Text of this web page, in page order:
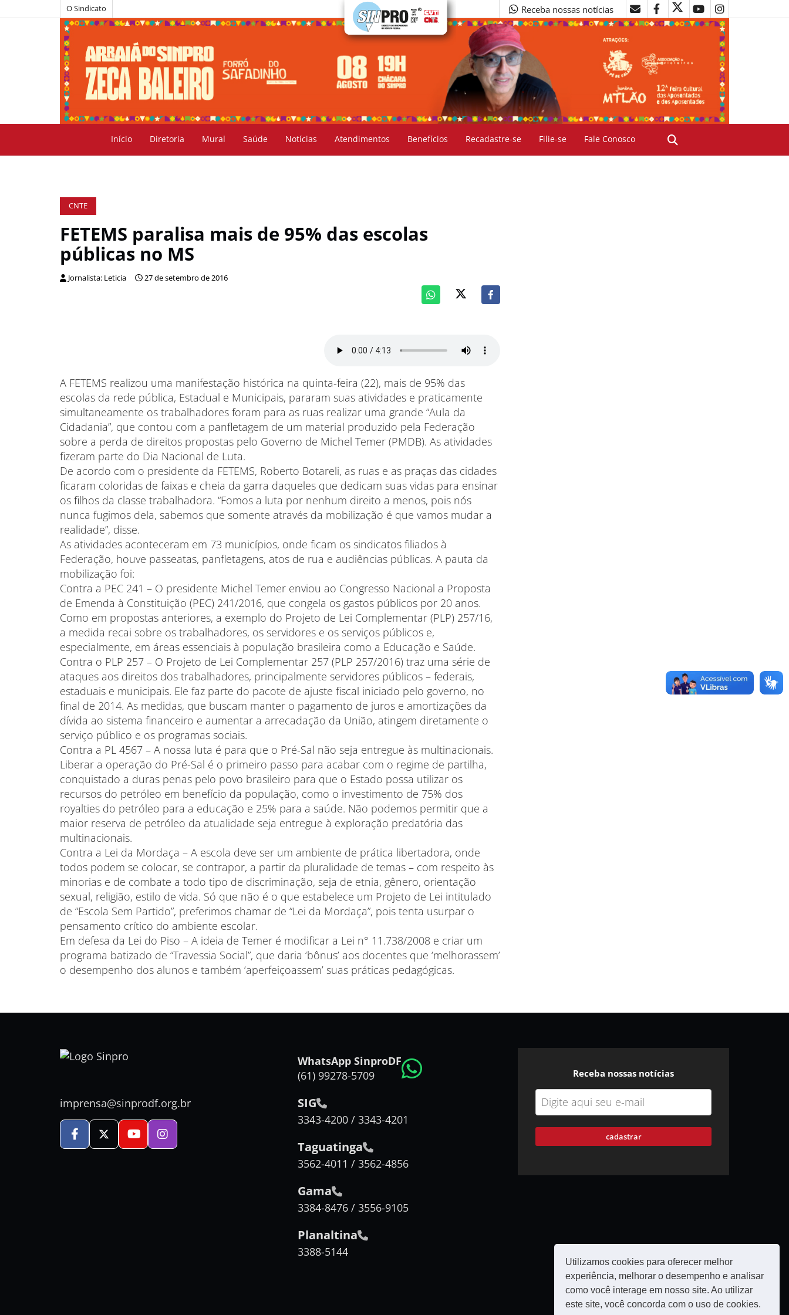
Utilizamos cookies para oferecer melhor
experiência, melhorar o desempenho e analisar
como você interage em nosso site. Ao utilizar
este site, você concorda com o uso de cookies.
O Sindicato Receba nossas notícias
Início Diretoria Mural Saúde Notícias Atendimentos Benefícios Recadastre-se Filie-se Fale Conosco
CNTE
FETEMS paralisa mais de 95% das escolas
públicas no MS
Jornalista: Leticia 27 de setembro de 2016
A FETEMS realizou uma manifestação histórica na quinta-feira (22), mais de 95% das
escolas da rede pública, Estadual e Municipais, pararam suas atividades e praticamente
simultaneamente os trabalhadores foram para as ruas realizar uma grande “Aula da
Cidadania”, que contou com a panfletagem de um material produzido pela Federação
sobre a perda de direitos propostas pelo Governo de Michel Temer (PMDB). As atividades
fizeram parte do Dia Nacional de Luta.
De acordo com o presidente da FETEMS, Roberto Botareli, as ruas e as praças das cidades
ficaram coloridas de faixas e cheia da garra daqueles que dedicam suas vidas para ensinar
os filhos da classe trabalhadora. “Fomos a luta por nenhum direito a menos, pois nós
nunca fugimos dela, sabemos que somente através da mobilização é que vamos mudar a
realidade”, disse.
As atividades aconteceram em 73 municípios, onde ficam os sindicatos filiados à
Federação, houve passeatas, panfletagens, atos de rua e audiências públicas. A pauta da
mobilização foi:
Contra a PEC 241 – O presidente Michel Temer enviou ao Congresso Nacional a Proposta
de Emenda à Constituição (PEC) 241/2016, que congela os gastos públicos por 20 anos.
Como em propostas anteriores, a exemplo do Projeto de Lei Complementar (PLP) 257/16,
a medida recai sobre os trabalhadores, os servidores e os serviços públicos e,
especialmente, em áreas essenciais à população brasileira como a Educação e Saúde.
Contra o PLP 257 – O Projeto de Lei Complementar 257 (PLP 257/2016) traz uma série de
ataques aos direitos dos trabalhadores, principalmente servidores públicos – federais,
estaduais e municipais. Ele faz parte do pacote de ajuste fiscal iniciado pelo governo, no
final de 2014. As medidas, que buscam manter o pagamento de juros e amortizações da
dívida ao sistema financeiro e aumentar a arrecadação da União, atingem diretamente o
serviço público e os programas sociais.
Contra a PL 4567 – A nossa luta é para que o Pré-Sal não seja entregue às multinacionais.
Liberar a operação do Pré-Sal é o primeiro passo para acabar com o regime de partilha,
conquistado a duras penas pelo povo brasileiro para que o Estado possa utilizar os
recursos do petróleo em benefício da população, como o investimento de 75% dos
royalties do petróleo para a educação e 25% para a saúde. Não podemos permitir que a
maior reserva de petróleo da atualidade seja entregue à exploração predatória das
multinacionais.
Contra a Lei da Mordaça – A escola deve ser um ambiente de prática libertadora, onde
todos podem se colocar, se contrapor, a partir da pluralidade de temas – com respeito às
minorias e de combate a todo tipo de discriminação, seja de etnia, gênero, orientação
sexual, religião, estilo de vida. Só que não é o que estabelece um Projeto de Lei intitulado
de “Escola Sem Partido”, preferimos chamar de “Lei da Mordaça”, pois tenta usurpar o
pensamento crítico do ambiente escolar.
Em defesa da Lei do Piso – A ideia de Temer é modificar a Lei n° 11.738/2008 e criar um
programa batizado de “Travessia Social”, que daria ‘bônus’ aos docentes que ‘melhorassem’
o desempenho dos alunos e também ‘aperfeiçoassem’ suas práticas pedagógicas.
imprensa@sinprodf.org.br
WhatsApp SinproDF
(61) 99278-5709
SIG
3343-4200 / 3343-4201
Taguatinga
3562-4011 / 3562-4856
Gama
3384-8476 / 3556-9105
Planaltina
3388-5144
Receba nossas notícias
cadastrar